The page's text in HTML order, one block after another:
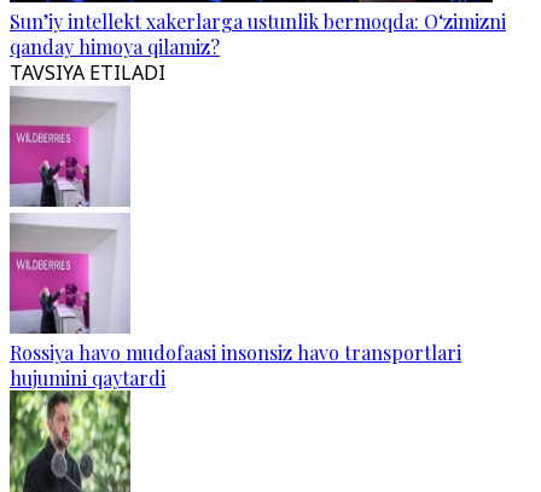
Sun’iy intellekt xakerlarga ustunlik bermoqda: O‘zimizni
qanday himoya qilamiz?
TAVSIYA ETILADI
Rossiya havo mudofaasi insonsiz havo transportlari
hujumini qaytardi